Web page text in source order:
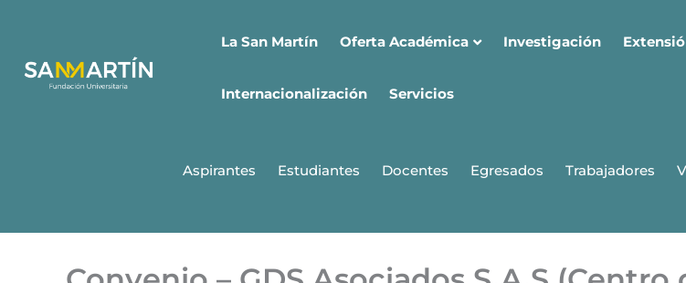
contenido
La San Martín Oferta Académica Investigación
Internacionalización Servicios
Aspirantes Estudiantes Docentes Egresados Trabajadores